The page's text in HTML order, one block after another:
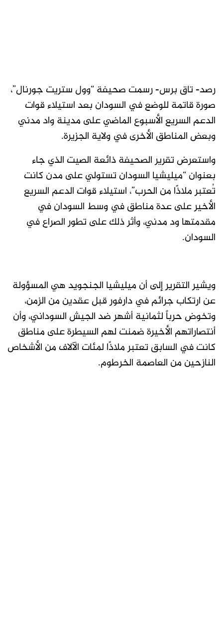
رصد- تاق برس- رسمت صحيفة “وول ستريت جورنال”،
صورة قاتمة للوضع في السودان بعد استيلاء قوات
الدعم السريع الأسبوع الماضي على مدينة واد مدني
وبعض المناطق الأخرى في ولاية الجزيرة.
واستعرض تقرير الصحيفة ذائعة الصيت الذي جاء
بعنوان “ميليشيا السودان تستولي على مدن كانت
تُعتبر ملاذًا من الحرب”، استيلاء قوات الدعم السريع
الأخير على عدة مناطق في وسط السودان في
مقدمتها ود مدني، وأثر ذلك على تطور الصراع في
السودان.
ويشير التقرير إلى أن ميليشيا الجنجويد هي المسؤولة
عن ارتكاب جرائم في دارفور قبل عقدين من الزمن،
وتخوض حرباً لثمانية أشهر ضد الجيش السوداني، وأن
أنتصاراتهم الأخيرة ضمنت لهم السيطرة على مناطق
كانت في السابق تعتبر ملاذًا لمئات الآلاف من الأشخاص
النازحين من العاصمة الخرطوم.